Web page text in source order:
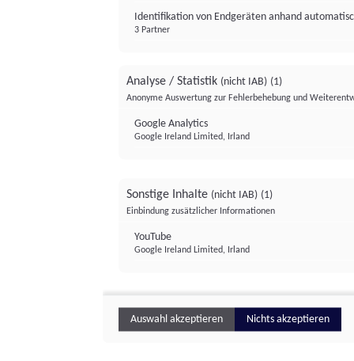
Identifikation von Endgeräten anhand
3 Partner
Analyse / Statistik (nicht IAB) (1)
Anonyme Auswertung zur Fehlerbehebung und
Google Analytics
Google Ireland Limited, Irland
Sonstige Inhalte (nicht IAB) (1)
Einbindung zusätzlicher Informationen
YouTube
Google Ireland Limited, Irland
Auswahl akzeptieren Nichts akzeptieren